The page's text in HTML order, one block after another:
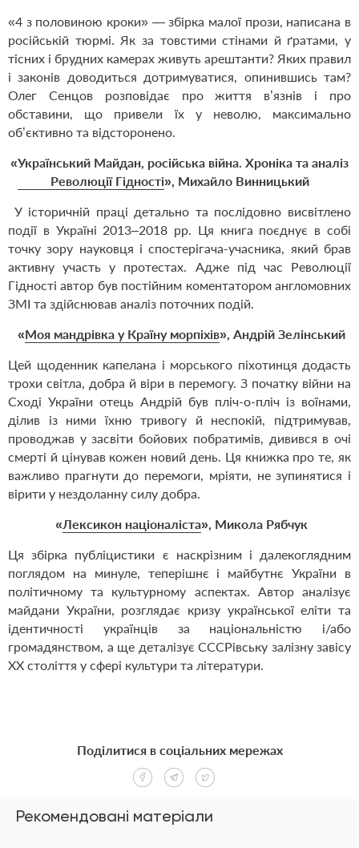
«4 з половиною кроки» — збірка малої прози, написана в
російській тюрмі. Як за товстими стінами й ґратами, у
тісних і брудних камерах живуть арештанти? Яких правил
і законів доводиться дотримуватися, опинившись там?
Олег Сенцов розповідає про життя в’язнів і про
обставини, що привели їх у неволю, максимально
об’єктивно та відсторонено.
«Український Майдан, російська війна. Хроніка та аналіз
Революції Гідності», Михайло Винницький
У історичній праці детально та послідовно висвітлено
події в Україні 2013–2018 рр. Ця книга поєднує в собі
точку зору науковця і спостерігача-учасника, який брав
активну участь у протестах. Адже під час Революції
Гідності автор був постійним коментатором англомовних
ЗМІ та здійснював аналіз поточних подій.
«Моя мандрівка у Країну морпіхів», Андрій Зелінський
Цей щоденник капелана і морського піхотинця додасть
трохи світла, добра й віри в перемогу. З початку війни на
Сході України отець Андрій був пліч-о-пліч із воїнами,
ділив із ними їхню тривогу й неспокій, підтримував,
проводжав у засвіти бойових побратимів, дивився в очі
смерті й цінував кожен новий день. Ця книжка про те, як
важливо прагнути до перемоги, мріяти, не зупинятися і
вірити у нездоланну силу добра.
«Лексикон націоналіста», Микола Рябчук
Ця збірка публіцистики є наскрізним і далекоглядним
поглядом на минуле, теперішнє і майбутнє України в
політичному та культурному аспектах. Автор аналізує
майдани України, розглядає кризу української еліти та
ідентичності українців за національністю і/або
громадянством, а ще деталізує СССРівську залізну завісу
ХХ століття у сфері культури та літератури.
Рекомендовані матеріали
Поділитися в соціальних мережах